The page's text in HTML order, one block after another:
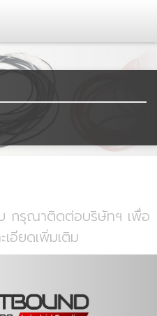
กรุณาติดต่อบริษัทฯ เพื่อ
อียดเพิ่มเติม